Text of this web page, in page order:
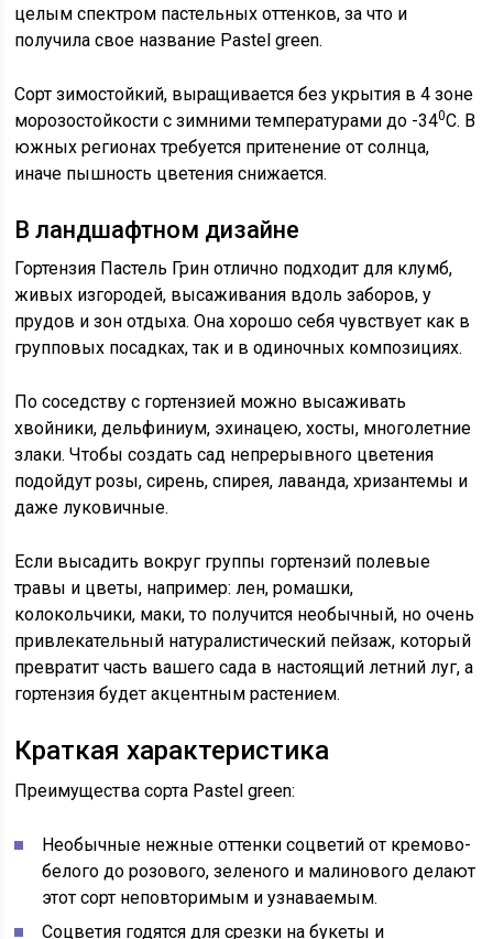
целым спектром пастельных оттенков, за что и
получила свое название Pastel green.
Сорт зимостойкий, выращивается без укрытия в 4 зоне
морозостойкости с зимними температурами до -340С. В
южных регионах требуется притенение от солнца,
иначе пышность цветения снижается.
В ландшафтном дизайне
Гортензия Пастель Грин отлично подходит для клумб,
живых изгородей, высаживания вдоль заборов, у
прудов и зон отдыха. Она хорошо себя чувствует как в
групповых посадках, так и в одиночных композициях.
По соседству с гортензией можно высаживать
хвойники, дельфиниум, эхинацею, хосты, многолетние
злаки. Чтобы создать сад непрерывного цветения
подойдут розы, сирень, спирея, лаванда, хризантемы и
даже луковичные.
Если высадить вокруг группы гортензий полевые
травы и цветы, например: лен, ромашки,
колокольчики, маки, то получится необычный, но очень
привлекательный натуралистический пейзаж, который
превратит часть вашего сада в настоящий летний луг, а
гортензия будет акцентным растением.
Краткая характеристика
Преимущества сорта Pastel green:
Необычные нежные оттенки соцветий от кремово-
белого до розового, зеленого и малинового делают
этот сорт неповторимым и узнаваемым.
Соцветия годятся для срезки на букеты и